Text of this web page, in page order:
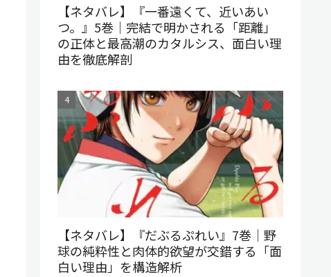
【ネタバレ】『一番遠くて、近いあい
つ。』5巻｜完結で明かされる「距離」
の正体と最高潮のカタルシス、面白い理
由を徹底解剖
【ネタバレ】『だぶるぷれい』7巻｜野
球の純粋性と肉体的欲望が交錯する「面
白い理由」を構造解析